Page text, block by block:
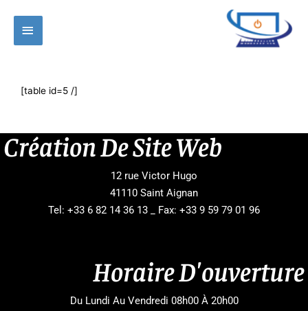
Menu
principal
[table id=5 /]
Création De Site Web
12 rue Victor Hugo
41110 Saint Aignan
Tel: +33 6 82 14 36 13 _ Fax: +33 9 59 79 01 96
Horaire D'ouverture
Du Lundi Au Vendredi 08h00 À 20h00